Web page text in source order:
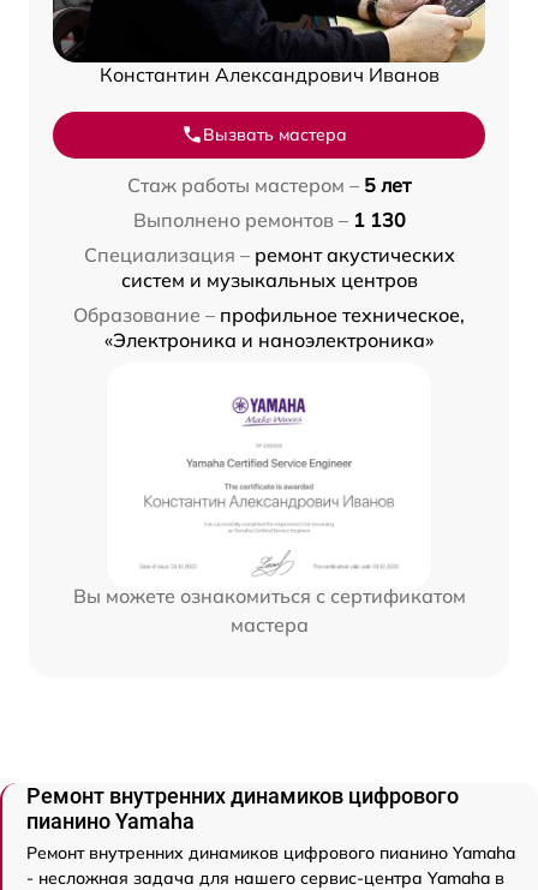
Константин Александрович Иванов
Вызвать мастера
Стаж работы мастером – 5 лет
Выполнено ремонтов – 1 130
Специализация – ремонт акустических
систем и музыкальных центров
Образование – профильное техническое,
«Электроника и наноэлектроника»
Вы можете ознакомиться с сертификатом
мастера
Ремонт внутренних динамиков цифрового
пианино Yamaha
Ремонт внутренних динамиков цифрового пианино Yamaha
- несложная задача для нашего сервис-центра Yamaha в